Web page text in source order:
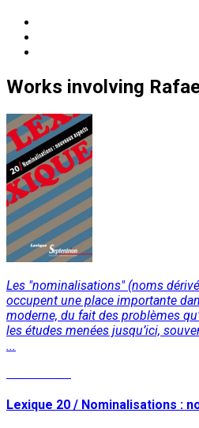
Works involving
Les "nominalisations" (noms
occupent une place importante
moderne, du fait des problèmes
les études menées jusqu’ici,
...
Lexique 20 / Nominalisations :